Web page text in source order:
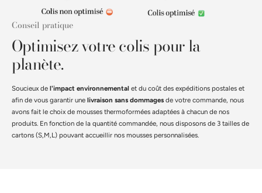
Conseil pratique
Optimisez votre colis pour la
planète.
Soucieux de l'impact environnemental et du coût des expéditions postales et
afin de vous garantir une livraison sans dommages de votre commande, nous
avons fait le choix de mousses thermoformées adaptées à chacun de nos
produits. En fonction de la quantité commandée, nous disposons de 3 tailles de
cartons (S,M,L) pouvant accueillir nos mousses personnalisées.